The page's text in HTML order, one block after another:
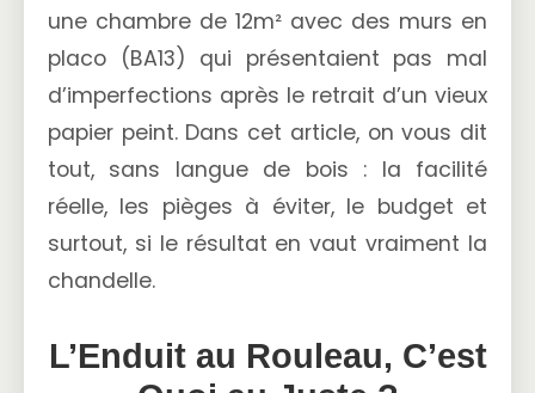
une chambre de 12m² avec des murs en
placo (BA13) qui présentaient pas mal
d’imperfections après le retrait d’un vieux
papier peint. Dans cet article, on vous dit
tout, sans langue de bois : la facilité
réelle, les pièges à éviter, le budget et
surtout, si le résultat en vaut vraiment la
chandelle.
L’Enduit au Rouleau, C’est